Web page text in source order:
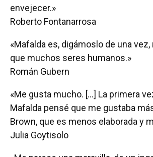
envejecer.»
Roberto Fontanarrosa
«Mafalda es, digámoslo de una
que muchos seres humanos.»
Román Gubern
«Me gusta mucho. [...] La primera
Mafalda pensé que me gustaba
Brown, que es menos elaborada y
Julia Goytisolo